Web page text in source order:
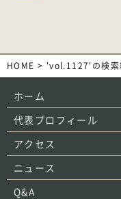
HOME > 'vol.1127'の検索
ホーム
代表プロフィール
アクセス
ニュース
Q&A